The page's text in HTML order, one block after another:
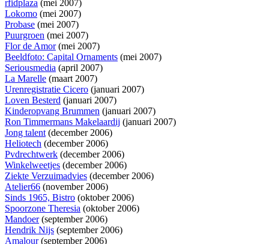
rfidplaza (mei 2007)
Lokomo (mei 2007)
Probase (mei 2007)
Puurgroen (mei 2007)
Flor de Amor(mei 2007)
Beeldfoto: Capital Ornaments (mei 2007)
Seriousmedia (april 2007)
La Marelle (maart 2007)
Urenregistratie Cicero (januari 2007)
Loven Besterd (januari 2007)
Kinderopvang Brummen (januari 2007)
Ron Timmermans Makelaardij (januari 2007)
Jong talent(december 2006)
Heliotech (december 2006)
Pvdrechtwerk (december 2006)
Winkelweetjes (december 2006)
Ziekte Verzuimadvies (december 2006)
Atelier66 (november 2006)
Sinds 1965, Bistro (oktober 2006)
Spoorzone Theresia (oktober 2006)
Mandoer(september 2006)
Hendrik Nijs (september 2006)
Amalour(september 2006)